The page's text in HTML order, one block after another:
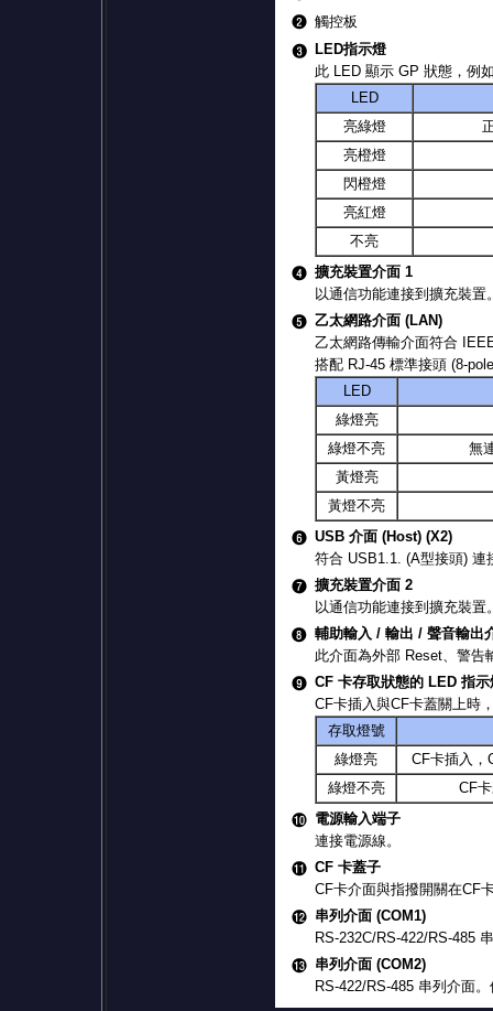
觸控板
LED指示燈
此 LED 顯示 GP 狀態，例
LED
亮綠燈
亮橙燈
閃橙燈
亮紅燈
不亮
擴充裝置介面 1
以通信功能連接到擴充裝置
乙太網路介面 (LAN)
乙太網路傳輸介面符合
搭配 RJ-45 標準接頭 (8-
LED
綠燈亮
綠燈不亮
無
黃燈亮
黃燈不亮
USB 介面 (Host) (X2)
符合 USB1.1. (A型接頭) 連
擴充裝置介面 2
以通信功能連接到擴充裝置
輔助輸入 / 輸出 / 聲音輸出
此介面為外部 Reset、警告
CF 卡存取狀態的 LED 指示
CF卡插入與CF卡蓋關上時
存取燈號
綠燈亮
CF卡插入，
綠燈不亮
CF
電源輸入端子
連接電源線。
CF 卡蓋子
CF卡介面與指撥開關在CF
串列介面 (COM1)
RS-232C/RS-422/RS-485
串列介面 (COM2)
RS-422/RS-485 串列介面